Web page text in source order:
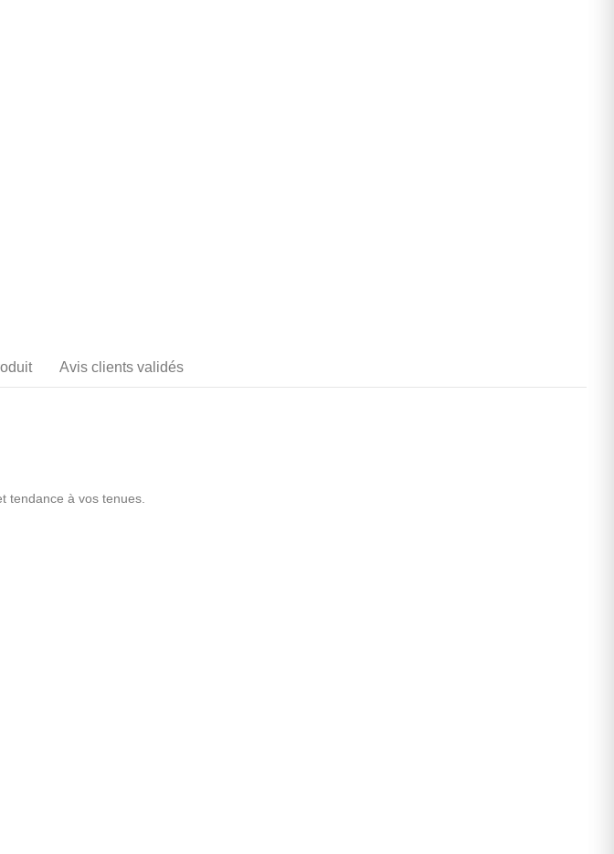
Avis clients validés
tendance à vos tenues.